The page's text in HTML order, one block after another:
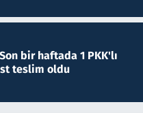
bir haftada 1 PKK'lı
teslim oldu